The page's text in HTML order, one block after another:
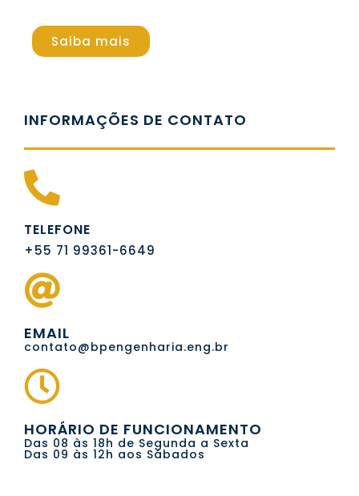
Saiba mais
INFORMAÇÕES DE CONTATO
TELEFONE
+55 71 99361-6649
EMAIL
contato@bpengenharia.eng.br
HORÁRIO DE FUNCIONAMENTO
Das 08 às 18h de Segunda a Sexta
Das 09 às 12h aos Sábados